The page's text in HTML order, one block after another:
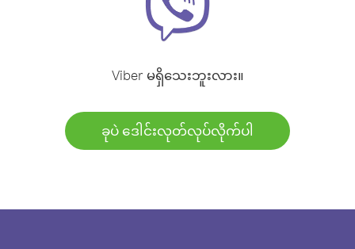
Viber မရှိသေးဘူးလား။
ခုပဲ ဒေါင်းလုတ်လုပ်လိုက်ပါ